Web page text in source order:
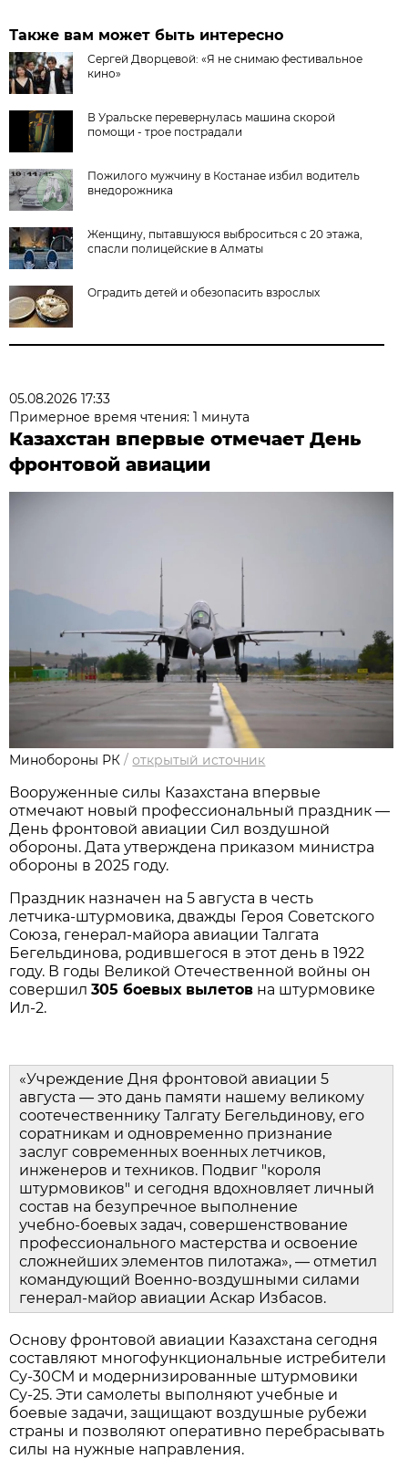
Также вам может быть интересно
Сергей Дворцевой: «Я не снимаю фестивальное
кино»
В Уральске перевернулась машина скорой
помощи - трое пострадали
Пожилого мужчину в Костанае избил водитель
внедорожника
Женщину, пытавшуюся выброситься с 20 этажа,
спасли полицейские в Алматы
Оградить детей и обезопасить взрослых
05.08.2026 17:33
Примерное время чтения: 1 минута
Казахстан впервые отмечает День
фронтовой авиации
Минобороны РК /открытый источник
Вооруженные силы Казахстана впервые
отмечают новый профессиональный праздник —
День фронтовой авиации Сил воздушной
обороны. Дата утверждена приказом министра
обороны в 2025 году.
Праздник назначен на 5 августа в честь
летчика‑штурмовика, дважды Героя Советского
Союза, генерал‑майора авиации Талгата
Бегельдинова, родившегося в этот день в 1922
году. В годы Великой Отечественной войны он
совершил 305 боевых вылетов на штурмовике
Ил‑2.
«Учреждение Дня фронтовой авиации 5
августа — это дань памяти нашему великому
соотечественнику Талгату Бегельдинову, его
соратникам и одновременно признание
заслуг современных военных летчиков,
инженеров и техников. Подвиг "короля
штурмовиков" и сегодня вдохновляет личный
состав на безупречное выполнение
учебно‑боевых задач, совершенствование
профессионального мастерства и освоение
сложнейших элементов пилотажа», — отметил
командующий Военно‑воздушными силами
генерал‑майор авиации Аскар Избасов.
Основу фронтовой авиации Казахстана сегодня
составляют многофункциональные истребители
Су‑30СМ и модернизированные штурмовики
Су‑25. Эти самолеты выполняют учебные и
боевые задачи, защищают воздушные рубежи
страны и позволяют оперативно перебрасывать
силы на нужные направления.